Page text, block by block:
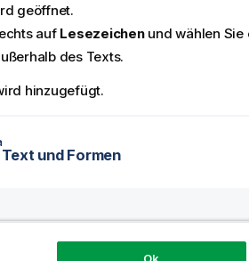
geöffnet.
auf Lesezeichenund wählen Sie
des Texts.
hinzugefügt.
und Formen